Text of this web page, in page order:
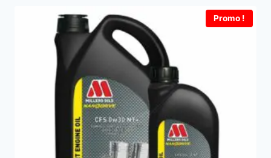
récent
au
ancien
Promo !